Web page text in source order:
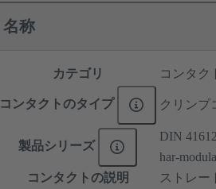
名称
カテゴリ コンタク
コンタクトのタイプ クリンプ
製品シリーズ
DIN 41612
har-
コンタクトの説明
ストレー